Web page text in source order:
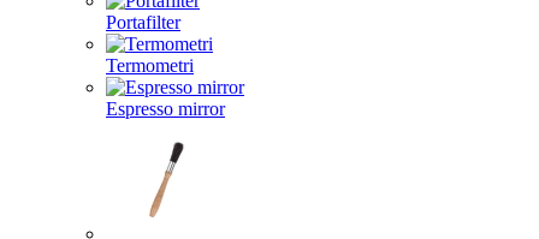
Portafilter
Termometri
Espresso mirror